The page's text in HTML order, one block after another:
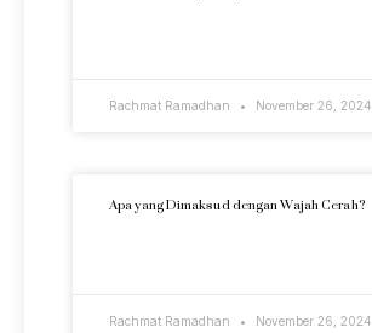
Rachmat Ramadhan November 26, 2024
Apa yang Dimaksud dengan Wajah Cerah?
Rachmat Ramadhan November 26, 2024